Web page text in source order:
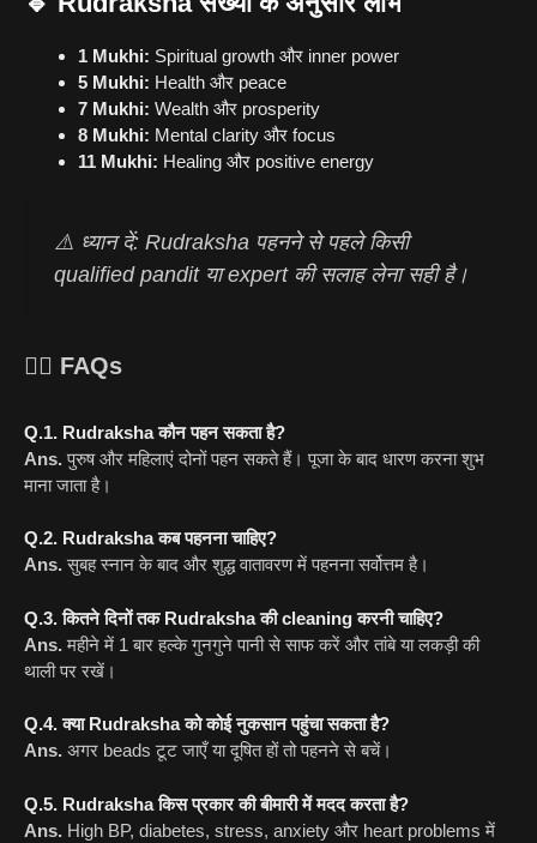
1 Mukhi: Spiritual growth और inner power
5 Mukhi: Health और peace
7 Mukhi: Wealth और prosperity
8 Mukhi: Mental clarity और focus
11 Mukhi: Healing और positive energy
⚠️ ध्यान दें: Rudraksha पहनने से पहले किसी
qualified pandit या expert की सलाह लेना सही है।
🙋‍♀️ FAQs
Q.1. Rudraksha कौन पहन सकता है?
Ans.पुरुष और महिलाएं दोनों पहन सकते हैं। पूजा के बाद धारण करना शुभ
माना जाता है।
Q.2. Rudraksha कब पहनना चाहिए?
Ans.सुबह स्नान के बाद और शुद्ध वातावरण में पहनना सर्वोत्तम है।
Q.3. कितने दिनों तक Rudraksha की cleaning करनी चाहिए?
Ans.महीने में 1 बार हल्के गुनगुने पानी से साफ करें और तांबे या लकड़ी की
थाली पर रखें।
Q.4. क्या Rudraksha को कोई नुकसान पहुंचा सकता है?
Ans. अगर beads टूट जाएँ या दूषित हों तो पहनने से बचें।
Q.5. Rudraksha किस प्रकार की बीमारी में मदद करता है?
Ans. High BP, diabetes, stress, anxiety और heart problems में